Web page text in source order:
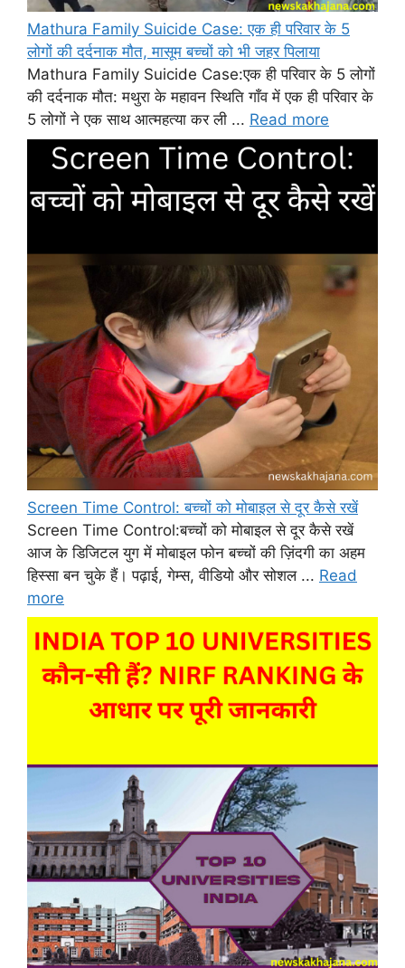
Mathura Family Suicide Case: एक ही परिवार के 5
लोगों की दर्दनाक मौत, मासूम बच्चों को भी जहर पिलाया
Mathura Family Suicide Case:एक ही परिवार के 5 लोगों
की दर्दनाक मौत: मथुरा के महावन स्थिति गाँव में एक ही परिवार के
5 लोगों ने एक साथ आत्महत्या कर ली ... Read more
Screen Time Control: बच्चों को मोबाइल से दूर कैसे रखें
Screen Time Control:बच्चों को मोबाइल से दूर कैसे रखें
आज के डिजिटल युग में मोबाइल फोन बच्चों की ज़िंदगी का अहम
हिस्सा बन चुके हैं। पढ़ाई, गेम्स, वीडियो और सोशल ... Read
more